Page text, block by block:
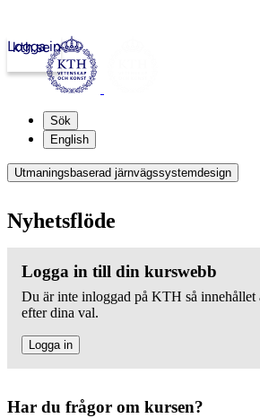
kth.se
Logga in
Sök
English
Utmaningsbaserad järnvägssystemdesign
Nyhetsflöde
Logga in till din kurswebb
Du är inte inloggad på KTH så innehållet
efter dina val.
Logga in
Har du frågor om kursen?